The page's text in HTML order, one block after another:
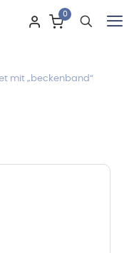
0
mit „beckenband“